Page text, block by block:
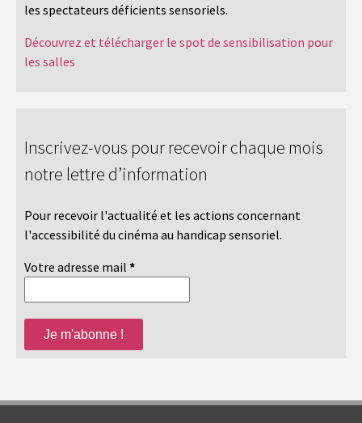
les spectateurs déficients sensoriels.
Découvrez et télécharger le spot de sensibilisation pour
les salles
Inscrivez-vous pour recevoir chaque mois
notre lettre d’information
Pour recevoir l'actualité et les actions concernant
l'accessibilité du cinéma au handicap sensoriel.
Votre adresse mail *